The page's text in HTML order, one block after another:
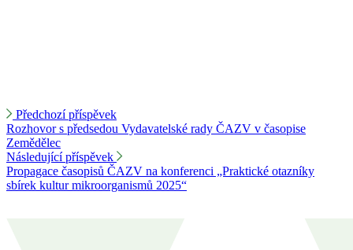
Předchozí příspěvek
Rozhovor s předsedou Vydavatelské rady ČAZV v časopise
Zemědělec
Následující příspěvek
Propagace časopisů ČAZV na konferenci „Praktické otazníky
sbírek kultur mikroorganismů 2025“